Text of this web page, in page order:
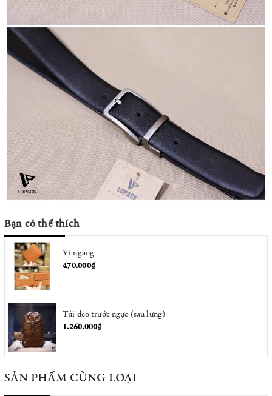
Bạn có thể thích
Ví ngang
470.000₫
Túi đeo trước ngực (sau lưng)
1.260.000₫
SẢN PHẨM CÙNG LOẠI